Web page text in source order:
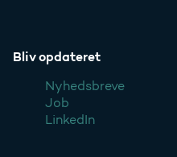
Bliv opdateret
Nyhedsbreve
Job
LinkedIn